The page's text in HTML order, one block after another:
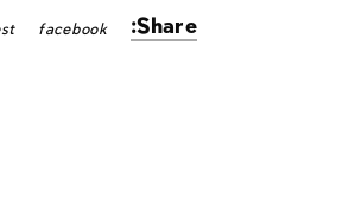
Share:
facebook